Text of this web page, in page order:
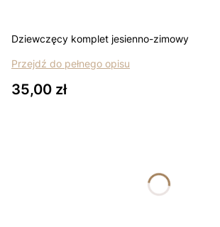
Dziewczęcy komplet jesienno-zimowy
Przejdź do pełnego opisu
Cena
35,00 zł